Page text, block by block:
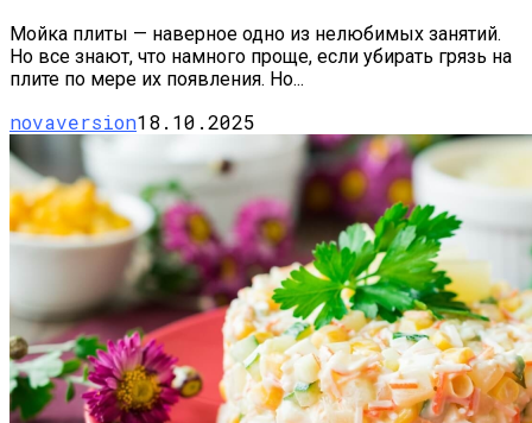
Мойка плиты — наверное одно из нелюбимых занятий.
Но все знают, что намного проще, если убирать грязь на
плите по мере их появления. Но...
novaversion18.10.2025